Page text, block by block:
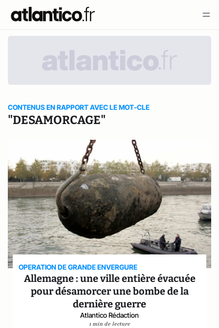
CONTENUS EN RAPPORT AVEC LE MOT-CLE
"DESAMORCAGE"
OPERATION DE GRANDE ENVERGURE
Allemagne : une ville entière évacuée
pour désamorcer une bombe de la
dernière guerre
Atlantico Rédaction
1 min de lecture